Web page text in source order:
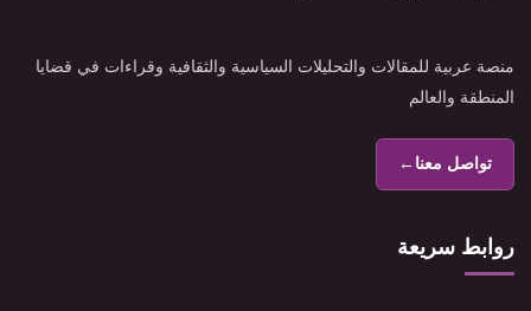
منصة عربية للمقالات والتحليلات السياسية والثقافية وقراءات في قضايا
المنطقة والعالم
تواصل معنا←
روابط سريعة